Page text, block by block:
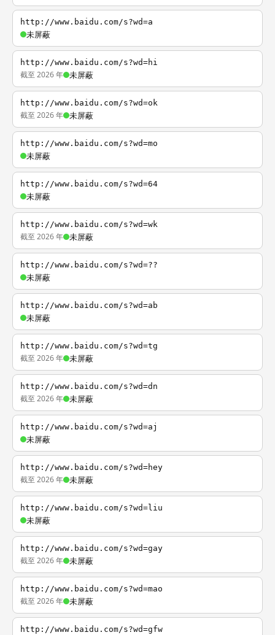
http://www.baidu.com/s?wd=a
未屏蔽
http://www.baidu.com/s?wd=hi
截至 2026 年 未屏蔽
http://www.baidu.com/s?wd=ok
截至 2026 年 未屏蔽
http://www.baidu.com/s?wd=mo
未屏蔽
http://www.baidu.com/s?wd=64
未屏蔽
http://www.baidu.com/s?wd=wk
截至 2026 年 未屏蔽
http://www.baidu.com/s?wd=??
未屏蔽
http://www.baidu.com/s?wd=ab
未屏蔽
http://www.baidu.com/s?wd=tg
截至 2026 年 未屏蔽
http://www.baidu.com/s?wd=dn
截至 2026 年 未屏蔽
http://www.baidu.com/s?wd=aj
未屏蔽
http://www.baidu.com/s?wd=hey
截至 2026 年 未屏蔽
http://www.baidu.com/s?wd=liu
未屏蔽
http://www.baidu.com/s?wd=gay
截至 2026 年 未屏蔽
http://www.baidu.com/s?wd=mao
截至 2026 年 未屏蔽
http://www.baidu.com/s?wd=gfw